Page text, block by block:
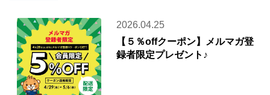
2026.04.25
【５％offクーポン】メルマガ登
録者限定プレゼント♪